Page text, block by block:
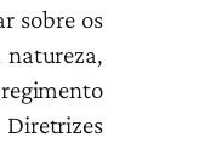
sobre os
natureza,